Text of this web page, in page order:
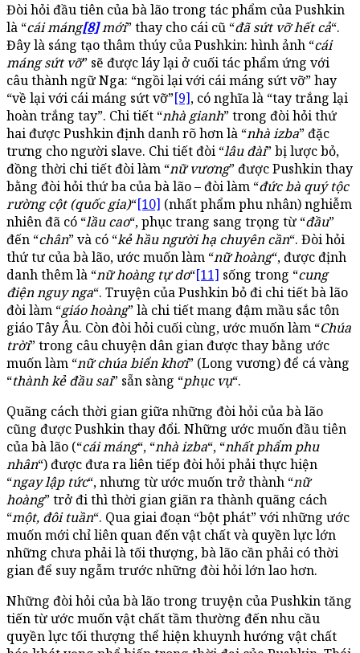
Đòi hỏi đầu tiên của bà lão trong tác phẩm của Pushkin
là “cái máng[8]mới” thay cho cái cũ “đã sứt vỡ hết cả“.
Đây là sáng tạo thâm thúy của Pushkin: hình ảnh “cái
máng sứt vỡ” sẽ được láy lại ở cuối tác phẩm ứng với
câu thành ngữ Nga: “ngồi lại với cái máng sứt vỡ” hay
“về lại với cái máng sứt vỡ”[9], có nghĩa là “tay trắng lại
hoàn trắng tay”. Chi tiết “nhà gianh” trong đòi hỏi thứ
hai được Pushkin định danh rõ hơn là “nhà izba” đặc
trưng cho người slave. Chi tiết đòi “lâu đài” bị lược bỏ,
đồng thời chi tiết đòi làm “nữ vương” được Pushkin thay
bằng đòi hỏi thứ ba của bà lão – đòi làm “đức bà quý tộc
rường cột (quốc gia)“[10] (nhất phẩm phu nhân) nghiễm
nhiên đã có “lầu cao“, phục trang sang trọng từ “đầu”
đến “chân” và có “kẻ hầu người hạ chuyên cần“. Đòi hỏi
thứ tư của bà lão, ước muốn làm “nữ hoàng“, được định
danh thêm là “nữ hoàng tự do“[11] sống trong “cung
điện nguy nga“. Truyện của Pushkin bỏ đi chi tiết bà lão
đòi làm “giáo hoàng” là chi tiết mang đậm mầu sắc tôn
giáo Tây Âu. Còn đòi hỏi cuối cùng, ước muốn làm “Chúa
trời” trong câu chuyện dân gian được thay bằng ước
muốn làm “nữ chúa biển khơi” (Long vương) để cá vàng
“thành kẻ đầu sai” sẵn sàng “phục vụ“.
Quãng cách thời gian giữa những đòi hỏi của bà lão
cũng được Pushkin thay đổi. Những ước muốn đầu tiên
của bà lão (“cái máng“, “nhà izba“, “nhất phẩm phu
nhân“) được đưa ra liên tiếp đòi hỏi phải thực hiện
“ngay lập tức“, nhưng từ ước muốn trở thành “nữ
hoàng” trở đi thì thời gian giãn ra thành quãng cách
“một, đôi tuần“. Qua giai đoạn “bột phát” với những ước
muốn mới chỉ liên quan đến vật chất và quyền lực lớn
những chưa phải là tối thượng, bà lão cần phải có thời
gian để suy ngẫm trước những đòi hỏi lớn lao hơn.
Những đòi hỏi của bà lão trong truyện của Pushkin tăng
tiến từ ước muốn vật chất tầm thường đến nhu cầu
quyền lực tối thượng thể hiện khuynh hướng vật chất